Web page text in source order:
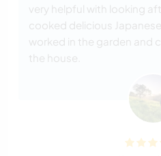
very helpful with looking
cooked delicious
worked in the garden and
the house.